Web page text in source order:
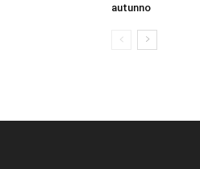
autunno